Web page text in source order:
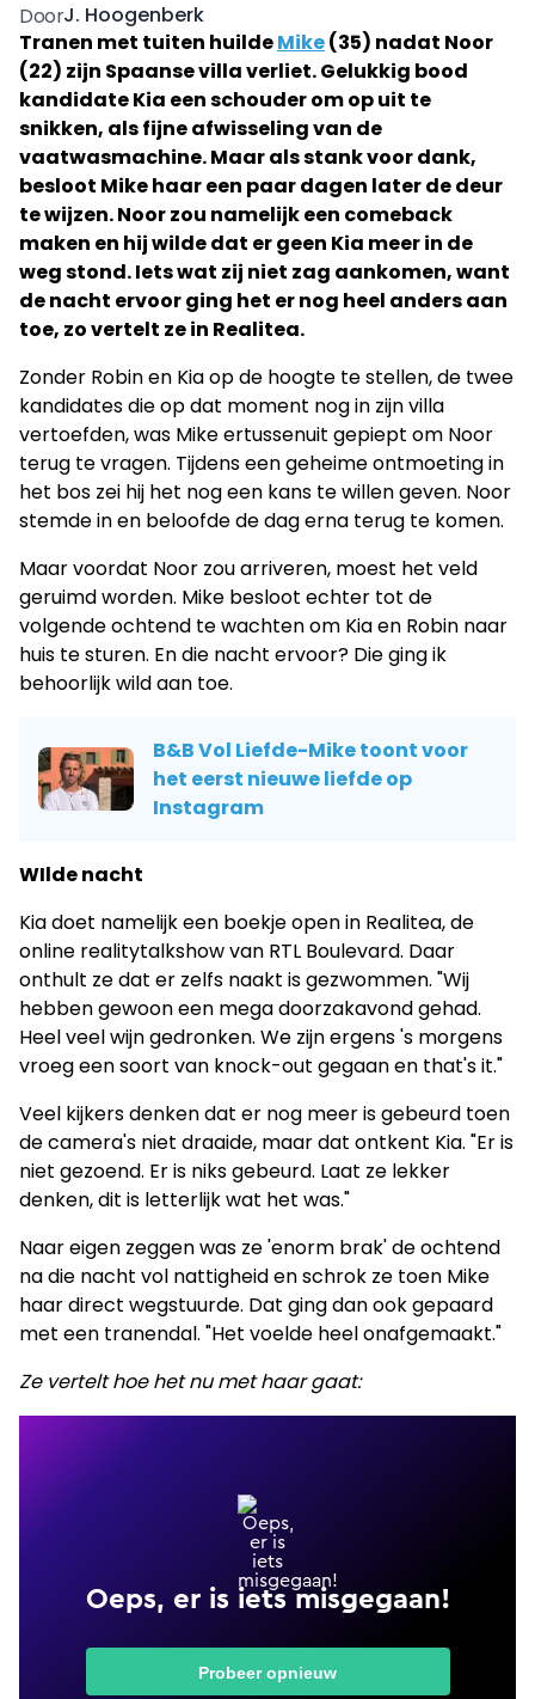
DoorJ. Hoogenberk
Tranen met tuiten huildeMike(35) nadat Noor
(22) zijn Spaanse villa verliet. Gelukkig bood
kandidate Kia een schouder om op uit te
snikken, als fijne afwisseling van de
vaatwasmachine. Maar als stank voor dank,
besloot Mike haar een paar dagen later de deur
te wijzen. Noor zou namelijk een comeback
maken en hij wilde dat er geen Kia meer in de
weg stond. Iets wat zij niet zag aankomen, want
de nacht ervoor ging het er nog heel anders aan
toe, zo vertelt ze in Realitea.
Zonder Robin en Kia op de hoogte te stellen, de twee
kandidates die op dat moment nog in zijn villa
vertoefden, was Mike ertussenuit gepiept om Noor
terug te vragen. Tijdens een geheime ontmoeting in
het bos zei hij het nog een kans te willen geven. Noor
stemde in en beloofde de dag erna terug te komen.
Maar voordat Noor zou arriveren, moest het veld
geruimd worden. Mike besloot echter tot de
volgende ochtend te wachten om Kia en Robin naar
huis te sturen. En die nacht ervoor? Die ging ik
behoorlijk wild aan toe.
B&B Vol Liefde-Mike toont voor
het eerst nieuwe liefde op
Instagram
WIlde nacht
Kia doet namelijk een boekje open in Realitea, de
online realitytalkshow van RTL Boulevard. Daar
onthult ze dat er zelfs naakt is gezwommen. "Wij
hebben gewoon een mega doorzakavond gehad.
Heel veel wijn gedronken. We zijn ergens 's morgens
vroeg een soort van knock-out gegaan en that's it."
Veel kijkers denken dat er nog meer is gebeurd toen
de camera's niet draaide, maar dat ontkent Kia. "Er is
niet gezoend. Er is niks gebeurd. Laat ze lekker
denken, dit is letterlijk wat het was."
Naar eigen zeggen was ze 'enorm brak' de ochtend
na die nacht vol nattigheid en schrok ze toen Mike
haar direct wegstuurde. Dat ging dan ook gepaard
met een tranendal. "Het voelde heel onafgemaakt."
Ze vertelt hoe het nu met haar gaat: